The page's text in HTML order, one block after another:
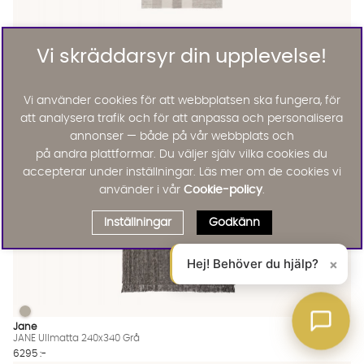
NAGO Matta Grå/Vit 80x150
JANE Ullmatta 240x340 Grå Finns även i dessa färger:
JANE Ullmatta 240x340 Grå
Jane
JANE Ullmatta 240x340 Grå
6295 :-
Vi skräddarsyr din upplevelse!
Vi använder cookies för att webbplatsen ska fungera, för
att analysera trafik och för att anpassa och personalisera
annonser — både på vår webbplats och
på andra plattformar. Du väljer själv vilka cookies du
accepterar under inställningar. Läs mer om de cookies vi
använder i vår Cookie-policy.
Inställningar Godkänn
Hej! Behöver du hjälp? ×